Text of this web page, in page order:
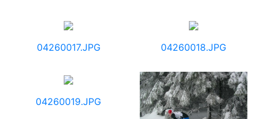
04260017.JPG 04260018.JPG
04260019.JPG